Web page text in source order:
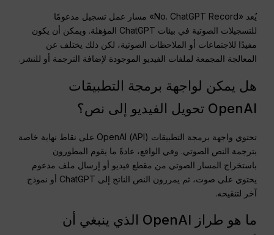
يُعد «No. ChatGPT Record» مسار عمل تسجيل مدعومًا
للتسجيلات الصوتية في بيئات ChatGPT المؤهلة. ويمكن أن يكون
مفيدًا للاجتماعات أو الملاحظات الصوتية، لكن ذلك يختلف عن
المعالجة المجمعة لملفات الفيديو الموجودة لإضافة الترجمة أو للنشر.
هل يمكن لواجهة برمجة التطبيقات
OpenAI تحويل الفيديو إلى نص؟
تحتوي واجهة برمجة التطبيقات (API) OpenAI على نقاط نهاية خاصة
بترجمة النص الصوتي. وفي الواقع، عادةً ما يقوم المطورون
باستخراج المسار الصوتي من مقطع فيديو أو إرسال ملف مدعوم
يحتوي على صوت، ثم يمررون النص الناتج إلى ChatGPT أو نموذج
آخر لتنقيحه.
ما هو طراز OpenAI الذي ينبغي أن